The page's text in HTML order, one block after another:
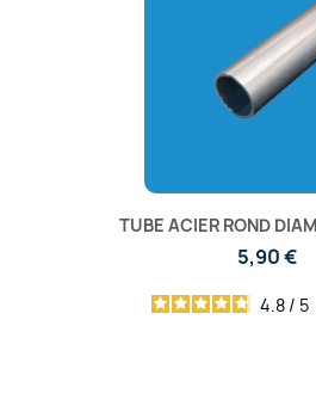
TUBE ACIER ROND
5,90 €
4.8 / 5